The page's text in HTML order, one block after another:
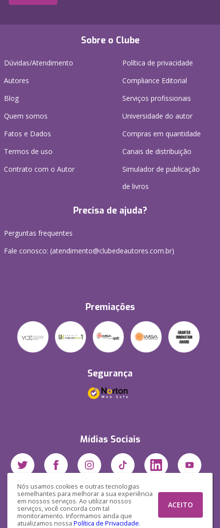
Nós usamos cookies e outras tecnologias
semelhantes para melhorar a sua experiência
em nossos serviços. Ao utilizar nossos
serviços, você concorda com tal
monitoramento. Informamos ainda que
atualizamos nossa Política de Privacidade.
ACEITO
Sobre o Clube
Dúvidas/Atendimento
Autores
Blog
Quem somos
Fatos e Dados
Termos de uso
Contrato com o Autor
Política de privacidade
Compliance Editorial
Serviços profissionais
Universidade do autor
Compras em quantidade
Canais de distribuição
Simulador de publicação
de livros
Precisa de ajuda?
Perguntas frequentes
Fale conosco: (atendimento@clubedeautores.com.br)
Premiações
Segurança
Mídias Sociais